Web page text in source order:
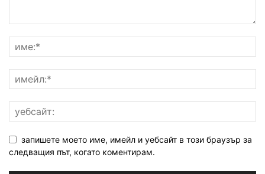
запишете моето име, имейл и уебсайт в този браузър за
следващия път, когато коментирам.